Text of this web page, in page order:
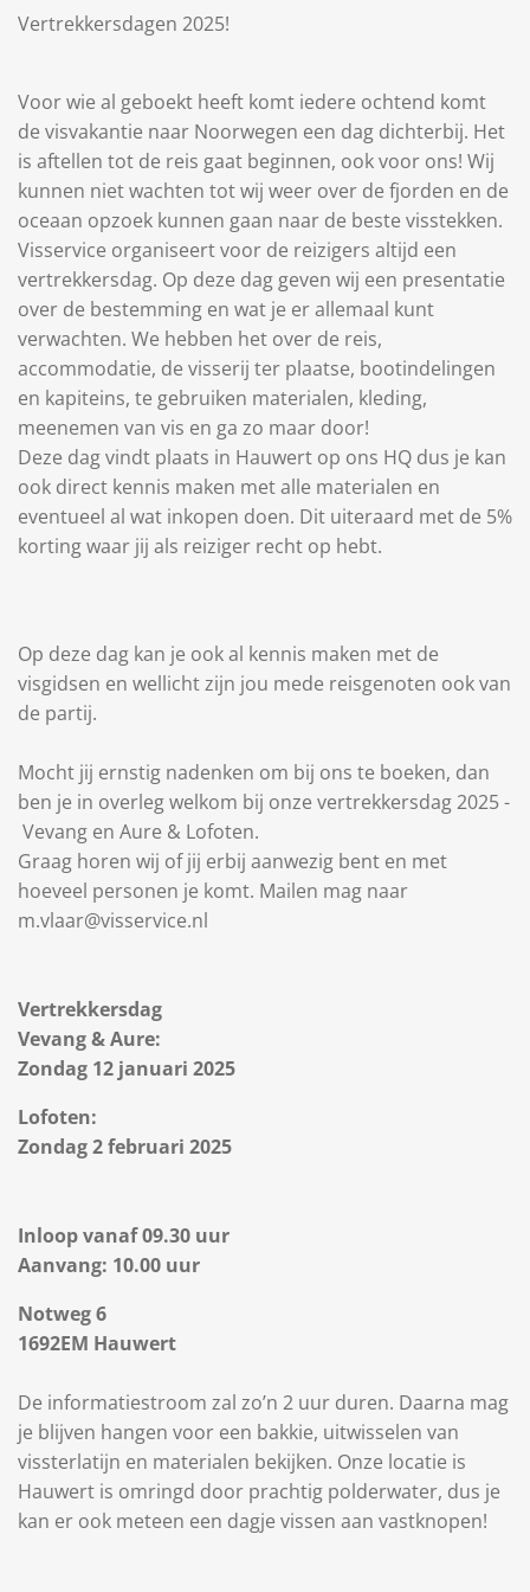
Vertrekkersdagen 2025!
Voor wie al geboekt heeft komt iedere ochtend komt
de visvakantie naar Noorwegen een dag dichterbij. Het
is aftellen tot de reis gaat beginnen, ook voor ons! Wij
kunnen niet wachten tot wij weer over de fjorden en de
oceaan opzoek kunnen gaan naar de beste visstekken.
Visservice organiseert voor de reizigers altijd een
vertrekkersdag. Op deze dag geven wij een presentatie
over de bestemming en wat je er allemaal kunt
verwachten. We hebben het over de reis,
accommodatie, de visserij ter plaatse, bootindelingen
en kapiteins, te gebruiken materialen, kleding,
meenemen van vis en ga zo maar door!
Deze dag vindt plaats in Hauwert op ons HQ dus je kan
ook direct kennis maken met alle materialen en
eventueel al wat inkopen doen. Dit uiteraard met de 5%
korting waar jij als reiziger recht op hebt.
Op deze dag kan je ook al kennis maken met de
visgidsen en wellicht zijn jou mede reisgenoten ook van
de partij.
Mocht jij ernstig nadenken om bij ons te boeken, dan
ben je in overleg welkom bij onze vertrekkersdag 2025 -
Vevang en Aure & Lofoten.
Graag horen wij of jij erbij aanwezig bent en met
hoeveel personen je komt. Mailen mag naar
m.vlaar@visservice.nl
Vertrekkersdag
Vevang & Aure:
Zondag 12 januari 2025
Lofoten:
Zondag 2 februari 2025
Inloop vanaf 09.30 uur
Aanvang: 10.00 uur
Notweg 6
1692EM Hauwert
De informatiestroom zal zo’n 2 uur duren. Daarna mag
je blijven hangen voor een bakkie, uitwisselen van
vissterlatijn en materialen bekijken. Onze locatie is
Hauwert is omringd door prachtig polderwater, dus je
kan er ook meteen een dagje vissen aan vastknopen!